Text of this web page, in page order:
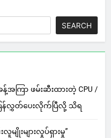
SEARCH
အကြာ ဖမ်းဆီးထားတဲ့ CPU /
ြန်လွှတ်ပေးလိုက်ပြီလို့ သိရ
မျိုးများလှုပ်ရှားမှု”